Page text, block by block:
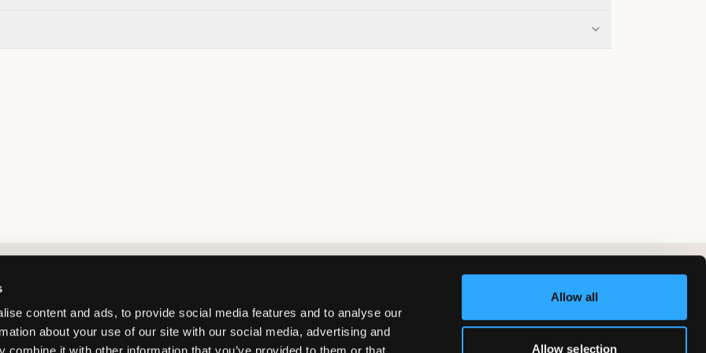
content and ads, to provide social media features and to analyse our
about your use of our site with our social media, advertising and
Allow all
Allow selection